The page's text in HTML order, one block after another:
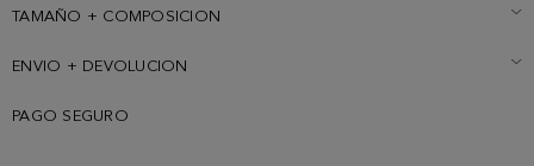
TAMAÑO + COMPOSICION
ENVIO + DEVOLUCION
PAGO SEGURO